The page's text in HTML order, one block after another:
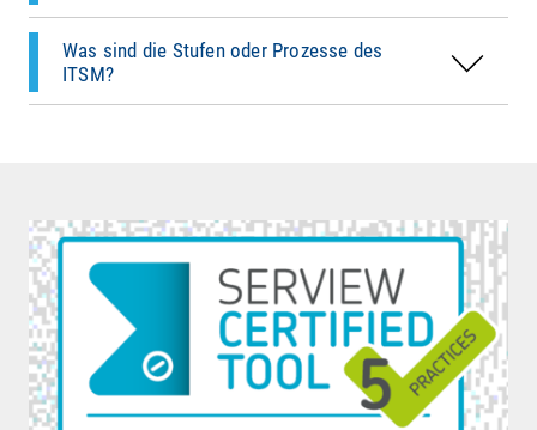
Was sind die Stufen oder Prozesse des
ITSM?